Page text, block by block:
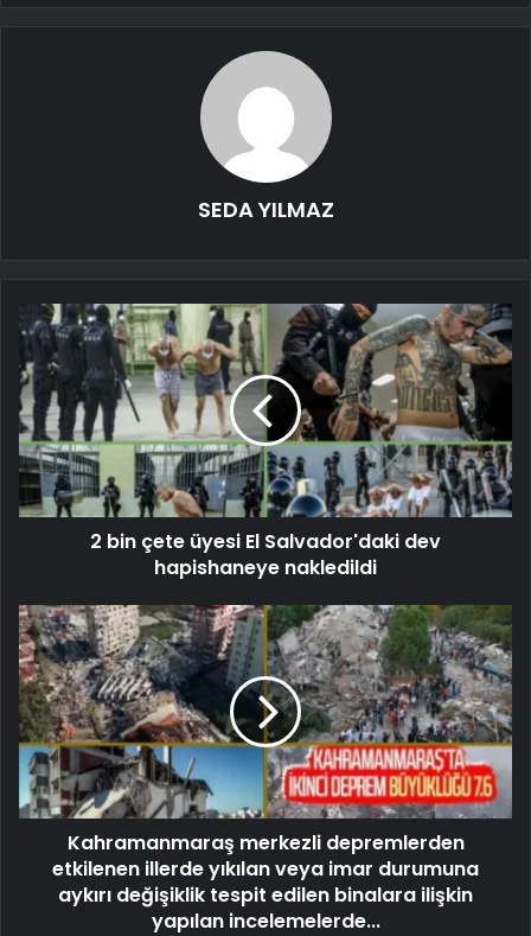
SEDA YILMAZ
2 bin çete üyesi El Salvador'daki dev
hapishaneye nakledildi
Kahramanmaraş merkezli depremlerden
etkilenen illerde yıkılan veya imar durumuna
aykırı değişiklik tespit edilen binalara ilişkin
yapılan incelemelerde...